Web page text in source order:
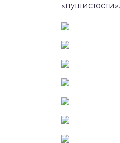
«пушистости».